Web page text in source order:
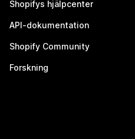
Shopifys hjälpcenter
API-dokumentation
Shopify Community
Forskning